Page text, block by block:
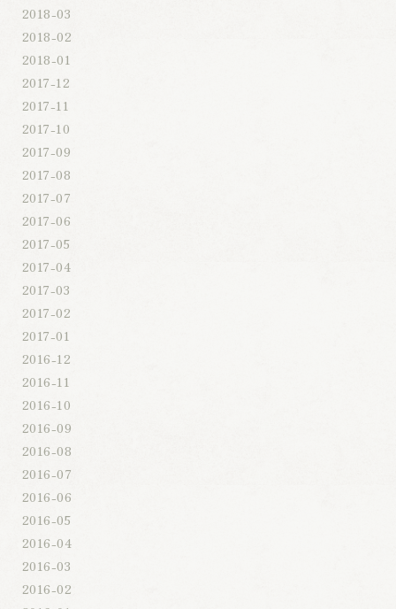
2018-03
2018-02
2018-01
2017-12
2017-11
2017-10
2017-09
2017-08
2017-07
2017-06
2017-05
2017-04
2017-03
2017-02
2017-01
2016-12
2016-11
2016-10
2016-09
2016-08
2016-07
2016-06
2016-05
2016-04
2016-03
2016-02